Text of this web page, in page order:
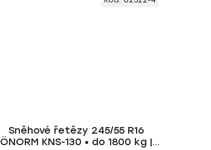
Sněhové řetězy 245/55 R16
ÖNORM KNS-130 • do 1800 kg |